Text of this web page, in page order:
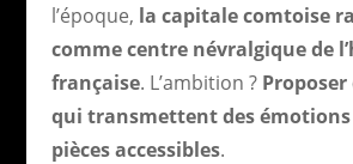
l’époque, la capitale comtoise
comme centre névralgique de
française. L’ambition ?
qui transmettent des émotions
pièces accessibles.